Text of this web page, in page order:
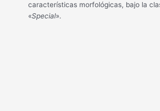
características morfológicas, bajo la
«Special».